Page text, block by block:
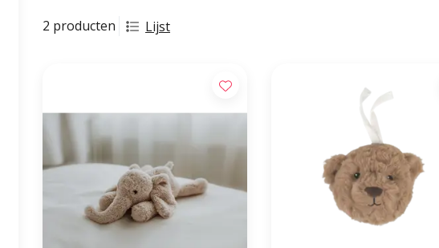
2 producten Lijst